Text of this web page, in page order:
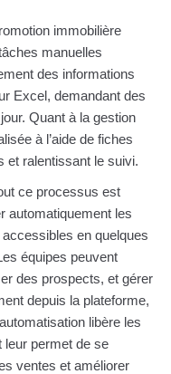
immobilière
manuelles
des informations
Excel, demandant des
Quant à la gestion
à l’aide de fiches
et ralentissant le suivi.
ce processus est
automatiquement les
en quelques
équipes peuvent
des prospects, et gérer
depuis la plateforme,
libère les
leur permet de se
ventes et améliorer